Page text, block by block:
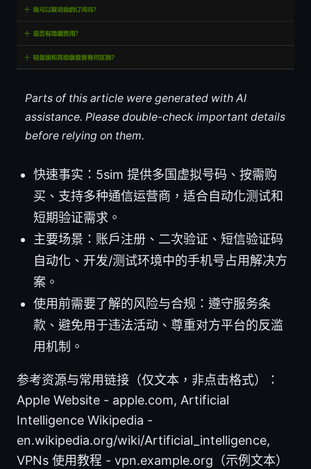
Parts of this article were generated with AI
assistance. Please double-check important details
before relying on them.
快速事实：5sim 提供多国虚拟号码、按需购
买、支持多种通信运营商，适合自动化测试和
短期验证需求。
主要场景：账户注册、二次验证、短信验证码
自动化、开发/测试环境中的手机号占用解决方
案。
使用前需要了解的风险与合规：遵守服务条
款、避免用于违法活动、尊重对方平台的反滥
用机制。
参考资源与常用链接（仅文本，非点击格式）：
Apple Website - apple.com, Artificial
Intelligence Wikipedia -
en.wikipedia.org/wiki/Artificial_intelligence,
VPNs 使用教程 - vpn.example.org（示例文本）